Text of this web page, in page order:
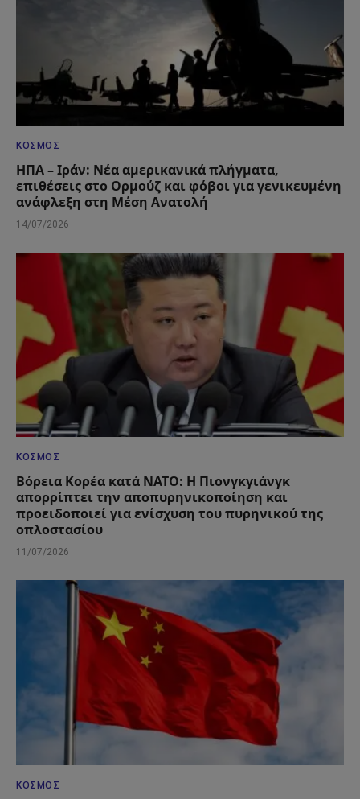
ΚΌΣΜΟΣ
ΗΠΑ – Ιράν: Νέα αμερικανικά πλήγματα,
επιθέσεις στο Ορμούζ και φόβοι για γενικευμένη
ανάφλεξη στη Μέση Ανατολή
14/07/2026
ΚΌΣΜΟΣ
Βόρεια Κορέα κατά ΝΑΤΟ: Η Πιονγκγιάνγκ
απορρίπτει την αποπυρηνικοποίηση και
προειδοποιεί για ενίσχυση του πυρηνικού της
οπλοστασίου
11/07/2026
ΚΌΣΜΟΣ